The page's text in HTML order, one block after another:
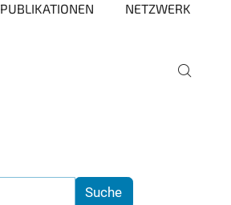
PUBLIKATIONEN NETZWERK